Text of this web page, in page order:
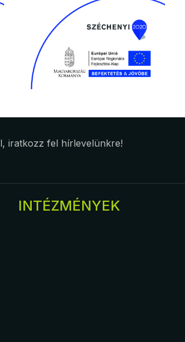
iratkozz fel hírlevelünkre!
INTÉZMÉNYEK